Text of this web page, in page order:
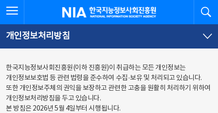
바로가기
바로가기
한국지능정보사회진흥원
개인정보처리방침
한국지능정보사회진흥원(이하 진흥원)이 취급하는 모든 개인정보는
개인정보보호법 등 관련 법령을 준수하여 수집·보유 및 처리되고 있습니다.
또한 개인정보주체의 권익을 보장하고 관련한 고충을 원활히 처리하기 위하여
개인정보처리방침을 두고 있습니다.
본 방침은 2026년 5월 4일부터 시행됩니다.